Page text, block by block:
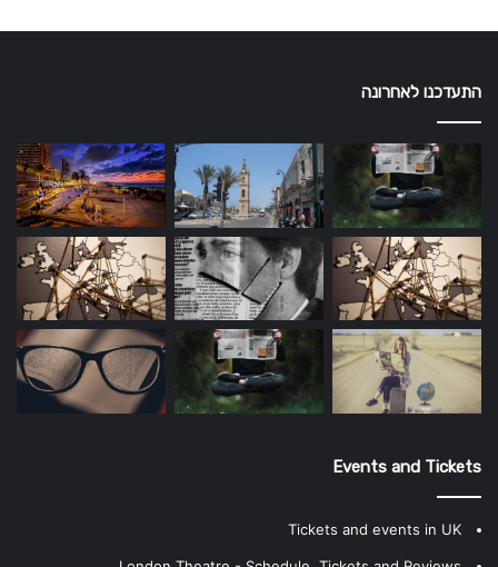
התעדכנו לאחרונה
Events and Tickets
Tickets and events in UK